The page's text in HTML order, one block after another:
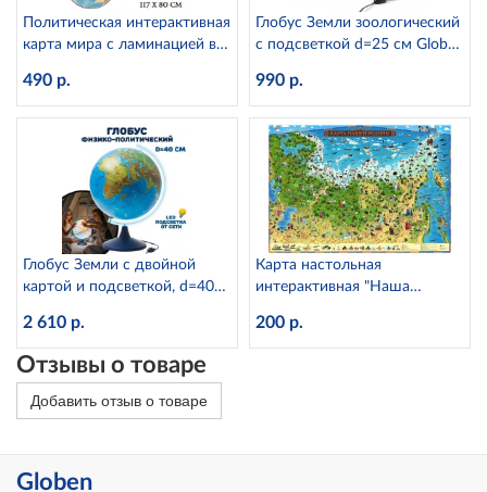
Политическая интерактивная
карта мира с ламинацией в
490 р.
Глобус Земли зоологический
с подсветкой d=25 см Globen
990 р.
Глобус Земли с двойной
картой и подсветкой, d=40
2 610 р.
Карта настольная
интерактивная "Наша
КН030 (капсульная
ламинация)
200 р.
Отзывы о товаре
Добавить отзыв о товаре
Globen